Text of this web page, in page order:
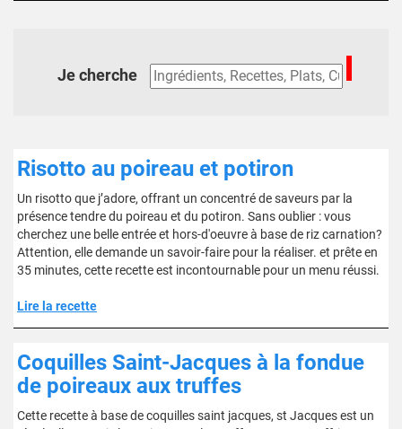
Je cherche
Risotto au poireau et potiron
Un risotto que j’adore, offrant un concentré de saveurs par la
présence tendre du poireau et du potiron. Sans oublier : vous
cherchez une belle entrée et hors-d'oeuvre à base de riz carnation?
Attention, elle demande un savoir-faire pour la réaliser. et prête en
35 minutes, cette recette est incontournable pour un menu réussi.
Lire la recette
Coquilles Saint-Jacques à la fondue
de poireaux aux truffes
Cette recette à base de coquilles saint jacques, st Jacques est un